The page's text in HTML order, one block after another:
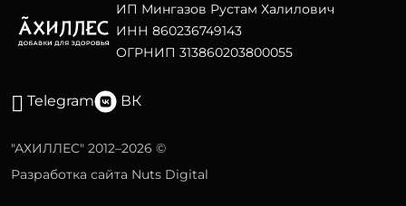
ИП Мингазов Рустам Халилович
ИНН 860236749143
ОГРНИП 313860203800055
Telegram ВК
"АХИЛЛЕС" 2012–2026 ©
Разработка сайта Nuts Digital